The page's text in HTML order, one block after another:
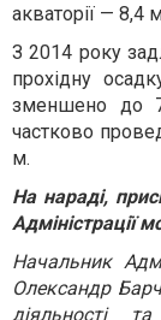
акваторії — 8,4
З 2014 року
прохідну
зменшено до
частково
м.
На нараді,
Адміністрації
Начальник
Олександр
діяльності